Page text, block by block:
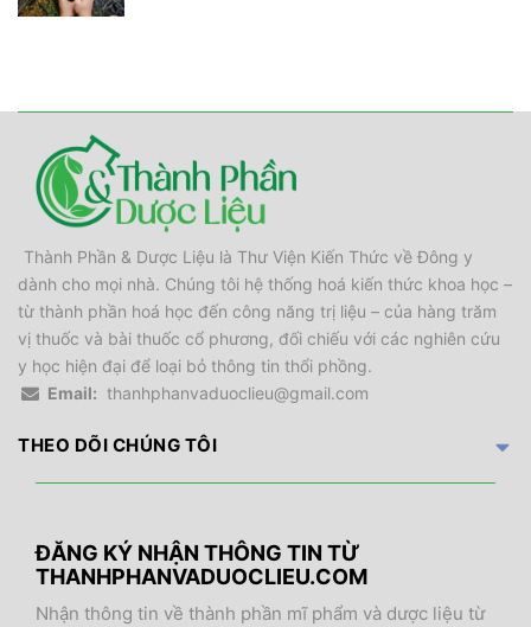
Thành Phần & Dược Liệu là Thư Viện Kiến Thức về Đông y
dành cho mọi nhà. Chúng tôi hệ thống hoá kiến thức khoa học –
từ thành phần hoá học đến công năng trị liệu – của hàng trăm
vị thuốc và bài thuốc cổ phương, đối chiếu với các nghiên cứu
y học hiện đại để loại bỏ thông tin thổi phồng.
Email: thanhphanvaduoclieu@gmail.com
THEO DÕI CHÚNG TÔI
ĐĂNG KÝ NHẬN THÔNG TIN TỪ
THANHPHANVADUOCLIEU.COM
Nhận thông tin về thành phần mĩ phẩm và dược liệu từ